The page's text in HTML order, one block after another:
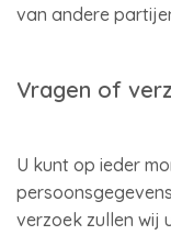
van andere
Vragen of
U kunt op ieder
verzoek zullen wij